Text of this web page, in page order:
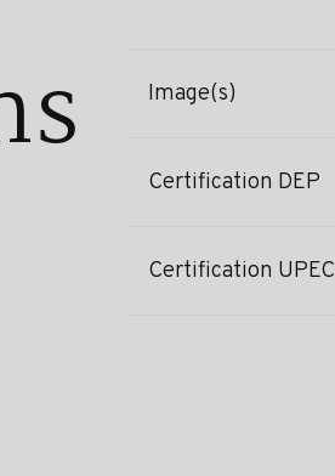
Image(s)
Certification DEP
Certification UPEC